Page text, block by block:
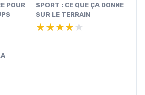
POUR
SPORT : CE QUE ÇA DONNE
SUR LE TERRAIN
★★★★★
★★★★★